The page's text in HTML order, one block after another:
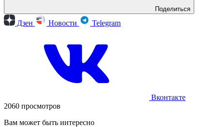
Поделиться
Дзен Новости Telegram
Вконтакте
2060 просмотров
Вам может быть интересно